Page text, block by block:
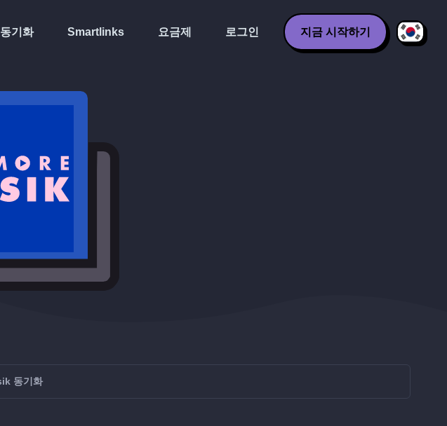
동기화 Smartlinks 요금제 로그인 지금 시작하기
동기화